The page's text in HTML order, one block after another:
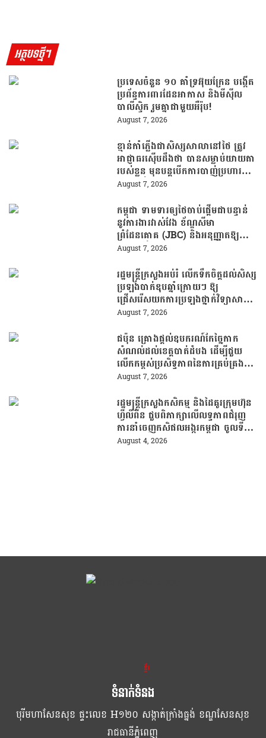
អត្ថបទថ្មីៗ
ប្រទេសចំនួន ១០ គាំទ្រអ៊ុយក្រែន បង្កើត
ប្រព័ន្ធការពារដែនអាកាស និងមីស៊ីល
បាលីស្ទិក រួមគ្នាជាមួយអឺរ៉ុប!
August 7, 2026
ខ្មាន់កាំភ្លើងជាសិស្សសាលានៅថៃ ត្រូវ
អាជ្ញាធរស៊ើបដឹងថា បានសម្លាប់យាយតា
របស់ខ្លួន មុនបន្តបើកការបាញ់ប្រហារនៅ
សាលារៀន
August 7, 2026
កម្ពុជា ទាមទារឲ្យថៃចាប់ផ្តើមជាបន្ទាន់
នូវការងារវាស់វែង ខ័ណ្ឌសីមា
ព្រំដែនគោគ (JBC) និងអនុញ្ញាតឱ្យ
ពលរដ្ឋភៀសសឹកវិលទៅលំនៅឋានវិញ
August 7, 2026
រដ្ឋមន្រ្តីក្រសួងអប់រំ លើកទឹកចិត្តដល់សិស្ស
ប្រឡងបាក់ឌុបឆ្នាំក្រោយៗ ឱ្យ
ជ្រើសរើសយកការប្រឡងថ្នាក់វិទ្យាសាស្ត្រ
ដើម្បីឆ្លើយតបទៅនឹងតម្រូវការធនធាន
August 7, 2026
ជប៉ុន គ្រោងផ្តល់ឧបករណ៍កែច្នៃកាក
សំណល់ដល់ខេត្តបាត់ដំបង ដើម្បីជួយ
លើកកម្ពស់ប្រសិទ្ធភាពនៃការគ្រប់គ្រង
សំណល់
August 7, 2026
រដ្ឋមន្រ្តីក្រសួងកសិកម្ម និងដៃគូរក្រុមហ៊ុន
ហ្វីលីពីន ជួបពិភាក្សាលើលទ្ធភាពជំរុញ
ការនាំចេញកសិផលអង្ករកម្ពុជា ចូលទី
ផ្សារហ្វីលីពីន
August 4, 2026
ខ្លឹម ខ្លី រហ័ស
ទំនាក់ទំនង
បុរីមហាសែនសុខ ផ្ទះលេខ H១២០ សង្កាត់ក្រាំងធ្នង់ ខណ្ឌសែនសុខ
រាជធានីភ្នំពេញ